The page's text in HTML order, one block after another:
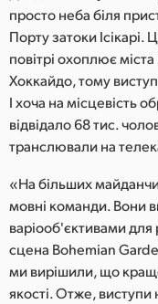
New Zealand
Poland
Portugal
South Africa
Spain
просто неба біля
Порту затоки Ісікарі.
повітрі охоплює
Хоккайдо, тому
І хоча на місцевість
відвідало 68 тис.
транслювали на
«На більших
мовні команди. Вони
варіооб'єктивами
сцена Bohemian
ми вирішили, що
якості. Отже, виступи